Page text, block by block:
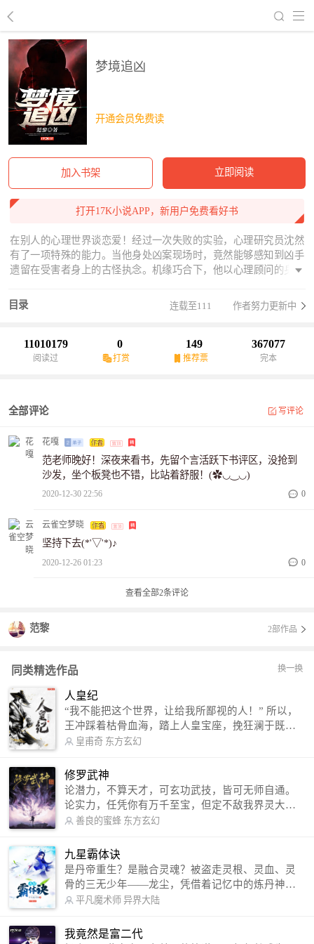
梦境追凶
开通会员免费读
加入书架 立即阅读
打开17K小说APP，新用户免费看好书
在别人的心理世界谈恋爱！经过一次失败的实验，心理研究员沈然
有了一项特殊的能力。当他身处凶案现场时，竟然能够感知到凶手
遗留在受害者身上的古怪执念。机缘巧合下，他以心理顾问的身份
体书《心理禁区》，《看不见的病人》，《异瞳催眠师》
目录 连载至111 作者努力更新中
11010179
阅读过
0
打赏
149
推荐票
367077
完本
全部评论 写评论
花嘎
范老师晚好！深夜来看书，先留个言活跃下书评区，没抢到
沙发，坐个板凳也不错，比站着舒服！(✿◡‿◡)
2020-12-30 22:56 0
云雀空梦晓
坚持下去(*'▽'*)♪
2020-12-26 01:23 0
查看全部2条评论
范黎 2部作品
同类精选作品 换一换
人皇纪
“我不能把这个世界，让给我所鄙视的人！” 所以，
王冲踩着枯骨血海，踏上人皇宝座，挽狂澜于既
倒，扶大厦之将倾，成就了一段无上的传说！ 微信
微博：皇甫奇（地址：http://weibo.com/u/25284575
87） QQ交流群：320238210【普通群】 574501330
【VIP订阅群】 欢迎大家关注。
皇甫奇 东方玄幻
修罗武神
论潜力，不算天才，可玄功武技，皆可无师自通。
论实力，任凭你有万千至宝，但定不敌我界灵大
军。 我是谁？天下众生视我为修罗，却不知，我以
信公众号：善良的蜜蜂后援会）
善良的蜜蜂 东方玄幻
九星霸体诀
是丹帝重生？是融合灵魂？被盗走灵根、灵血、灵
骨的三无少年——龙尘，凭借着记忆中的炼丹神
术，修行神秘功法九星霸体诀，拨开重重迷雾，解
勾搭各色美女，镇压恶鬼邪神。 江湖传闻：龙
平凡魔术师 异界大陆
我竟然是富二代